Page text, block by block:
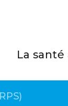
La santé